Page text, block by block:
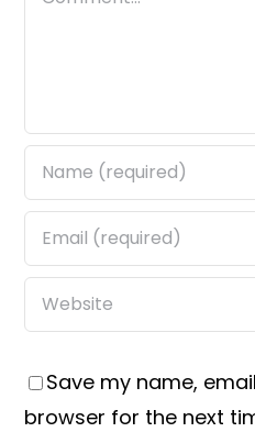
Save my name,
browser for the next